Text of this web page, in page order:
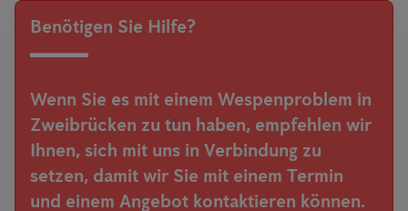
Benötigen Sie Hilfe?
Wenn Sie es mit einem Wespenproblem in
Zweibrücken zu tun haben, empfehlen wir
Ihnen, sich mit uns in Verbindung zu
setzen, damit wir Sie mit einem Termin
und einem Angebot kontaktieren können.